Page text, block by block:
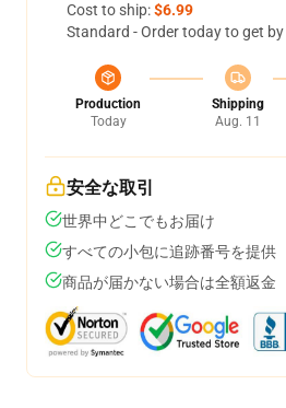
Cost to ship:$6.99
Standard - Order today to get by
Production
Today
Shipping
Aug. 11
安全な取引
世界中どこでもお届け
すべての小包に追跡番号を提供
商品が届かない場合は全額返金